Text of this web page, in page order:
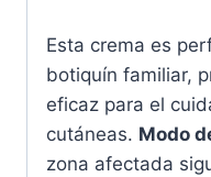
Esta crema es
botiquín familiar,
eficaz para el
cutáneas. Modo
zona afectada